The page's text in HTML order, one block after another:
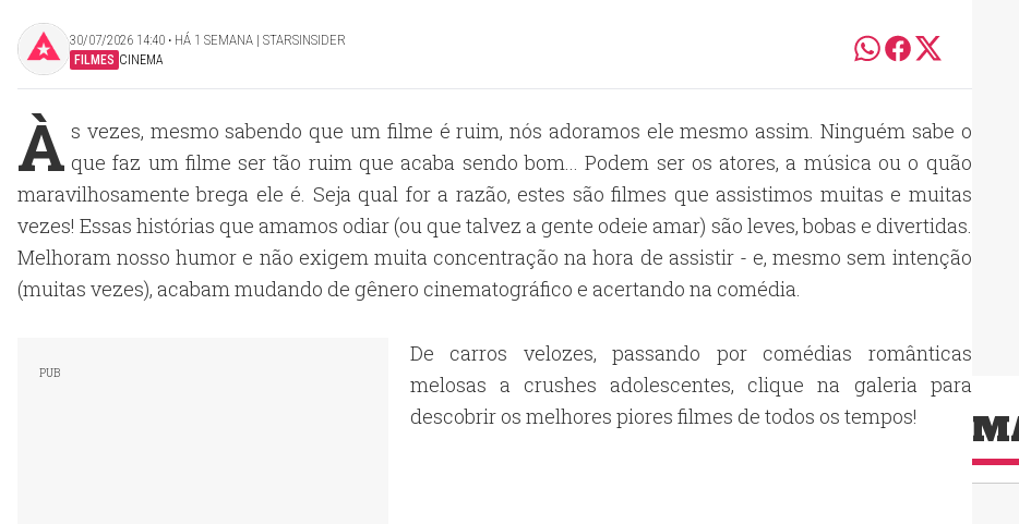
30/07/2026 14:40 ‧ HÁ 1 SEMANA | STARSINSIDER
FILMES CINEMA
À s vezes, mesmo sabendo que um filme é ruim, nós adoramos ele mesmo assim. Ninguém sabe o
que faz um filme ser tão ruim que acaba sendo bom... Podem ser os atores, a música ou o quão
maravilhosamente brega ele é. Seja qual for a razão, estes são filmes que assistimos muitas e muitas
vezes! Essas histórias que amamos odiar (ou que talvez a gente odeie amar) são leves, bobas e divertidas.
Melhoram nosso humor e não exigem muita concentração na hora de assistir - e, mesmo sem intenção
(muitas vezes), acabam mudando de gênero cinematográfico e acertando na comédia.
De carros velozes, passando por comédias românticas
melosas a crushes adolescentes, clique na galeria para
descobrir os melhores piores filmes de todos os tempos!